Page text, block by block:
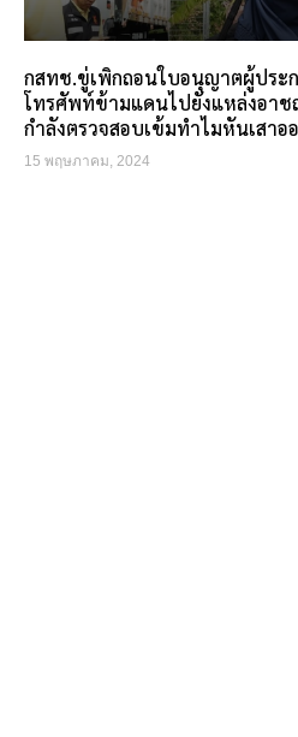
กสทช.ขู่เพิกถอนใบอนุญาตผู้ปร
โทรศัพท์ข้ามแดนไปยังแหล่งอาช
กำลังตรวจสอบเข้มทำไมหันเสา
15 พฤษภาคม, 2024